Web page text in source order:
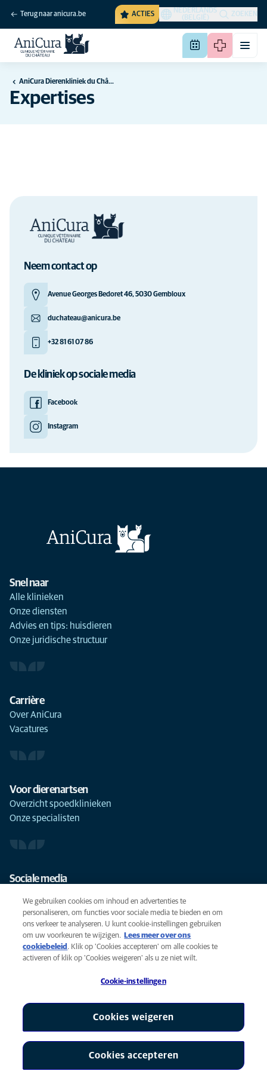
Terug naar anicura.be ACTIES
NEDERLANDS
(BELGIË)
ZOEKEN
AniCura Dierenkliniek du Château in Gembloux
Expertises
Neem contact op
Avenue Georges Bedoret 46, 5030 Gembloux
duchateau@anicura.be
+32 81 61 07 86
De kliniek op sociale media
Facebook
Instagram
Snel naar
Alle klinieken
Onze diensten
Advies en tips: huisdieren
Onze juridische structuur
Carrière
Over AniCura
Vacatures
Voor dierenartsen
Overzicht spoedklinieken
Onze specialisten
Sociale media
Cookies
Privacyverklaring
AniCura is een partner van Mars, Inc © 2026
Cookie-instellingen
We gebruiken cookies om inhoud en advertenties te
personaliseren, om functies voor sociale media te bieden en om
ons verkeer te analyseren. U kunt cookie-instellingen gebruiken
om uw voorkeuren te wijzigen.
Lees meer over ons
cookiebeleid (opens in a new tab)
. Klik op 'Cookies accepteren' om alle cookies te
activeren of klik op 'Cookies weigeren' als u ze niet wilt.
Cookie-instellingen
Cookies weigeren
Cookies accepteren